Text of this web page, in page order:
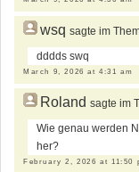
wsq sagte im
dddds swq
March 9, 2026 at 4:31 am
Roland sagte im
Wie genau werden
her?
February 2, 2026 at 11:50